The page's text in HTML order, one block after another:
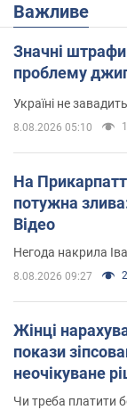
Важливе
Значні штрафи
проблему
Україні не
8.08.2026 05:10
На
потужна
Відео
Негода накрила
8.08.2026 09:27
Жінці
покази
неочікуване
Чи треба платити